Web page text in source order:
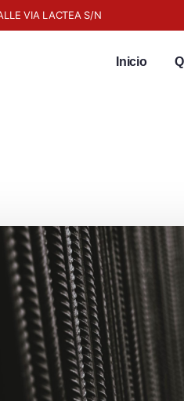
VIA LACTEA S/N
Inicio